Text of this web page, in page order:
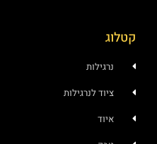
לנרגילות